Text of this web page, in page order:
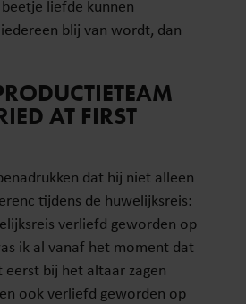
liefde kunnen
blij van wordt, dan
AT FIRST
dat hij niet alleen
tijdens de huwelijksreis:
verliefd geworden op
ik al vanaf het moment dat
bij het altaar zagen
ook verliefd geworden op